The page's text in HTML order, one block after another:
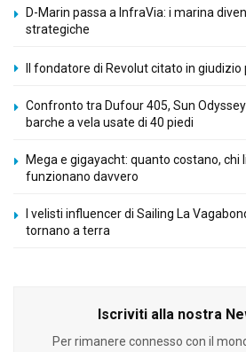
D-Marin passa a InfraVia: i marina
strategiche
Il fondatore di Revolut citato in giudizio
Confronto tra Dufour 405, Sun
barche a vela usate di 40 piedi
Mega e gigayacht: quanto costano, chi
funzionano davvero
I velisti influencer di Sailing La
tornano a terra
Iscriviti alla nostra
Per rimanere connesso con il